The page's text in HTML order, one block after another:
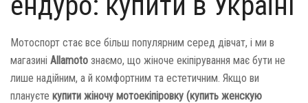
Мотоспорт стає все більш популярним серед дівчат, і ми в
магазині Allamoto знаємо, що жіноче екіпірування має бути не
лише надійним, а й комфортним та естетичним. Якщо ви
плануєте купити жіночу мотоекіпіровку (купить женскую